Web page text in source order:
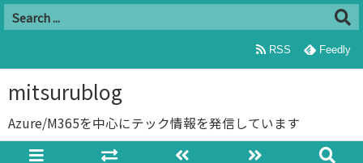
mitsurublog
Azure/M365を中心にテック情報を発信しています
RSS Feedly